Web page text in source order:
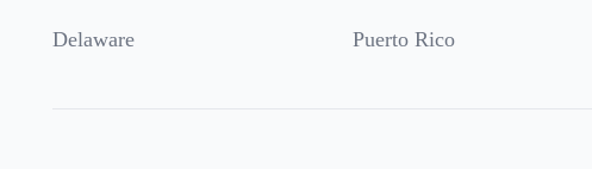
Delaware Puerto Rico